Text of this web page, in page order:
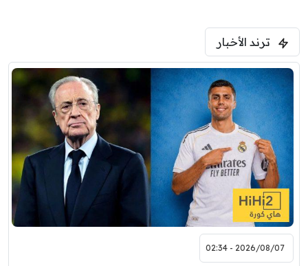
ترند الأخبار
2026/08/07 - 02:34